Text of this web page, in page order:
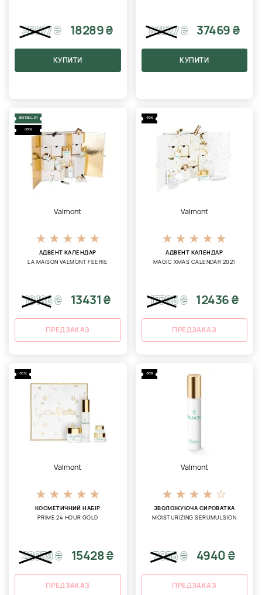
36577₴ 18289 ₴
КУПИТИ
53527₴ 37469 ₴
КУПИТИ
BESTSELLER
-30%
Valmont
АДВЕНТ КАЛЕНДАР
LA MAISON VALMONT FEERIE
19186₴ 13431 ₴
ПРЕДЗАКАЗ
-30%
Valmont
АДВЕНТ КАЛЕНДАР
MAGIC XMAS CALENDAR 2021
17765₴ 12436 ₴
ПРЕДЗАКАЗ
-30%
Valmont
КОСМЕТИЧНИЙ НАБІР
PRIME 24 HOUR GOLD
22039₴ 15428 ₴
ПРЕДЗАКАЗ
-30%
Valmont
ЗВОЛОЖУЮЧА СИРОВАТКА
MOISTURIZING SERUMULSION
7056₴ 4940 ₴
ПРЕДЗАКАЗ